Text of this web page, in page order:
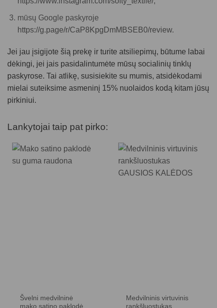
mūsų Google paskyroje
https://g.page/r/CaP8KpgDmMBSEB0/review.
Jei jau įsigijote šią prekę ir turite atsiliepimų, būtume labai
dėkingi, jei jais pasidalintumėte mūsų socialinių tinklų
paskyrose. Tai atlikę, susisiekite su mumis, atsidėkodami
mielai suteiksime asmeninį 15% nuolaidos kodą kitam jūsų
pirkiniui.
Lankytojai taip pat pirko:
Švelni medvilninė
mako satino paklodė
Medvilninis virtuvinis
rankšluostukas